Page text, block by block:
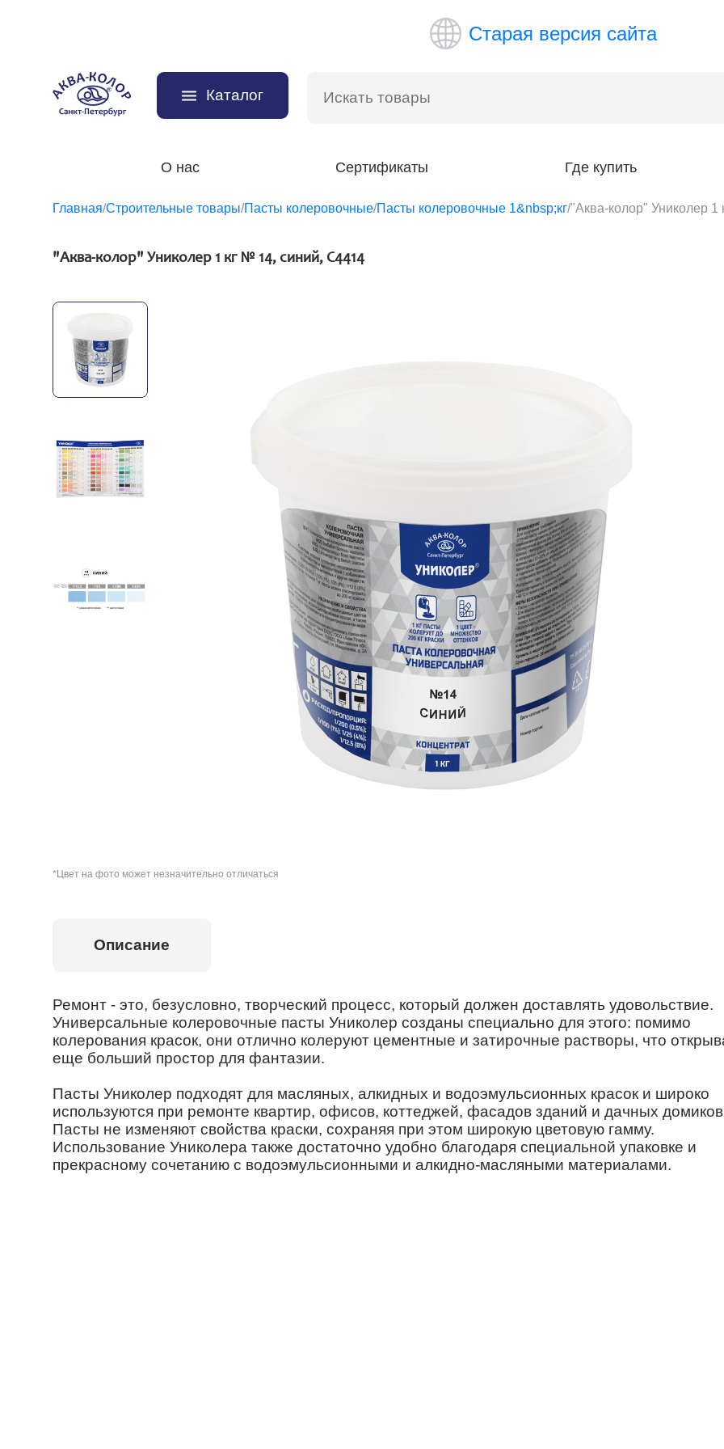
Старая версия сайта
Каталог
О нас Сертификаты Где купить
Главная/Строительные товары/Пасты колеровочные/Пасты колеровочные 1&nbsp;кг/"Аква-колор" Униколер
"Аква-колор" Униколер 1 кг № 14, синий, С4414
*Цвет на фото может незначительно отличаться
Описание
Ремонт - это, безусловно, творческий процесс, который должен доставлять удовольствие.
Универсальные колеровочные пасты Униколер созданы специально для этого: помимо
колерования красок, они отлично колеруют цементные и затирочные растворы, что
еще больший простор для фантазии.
Пасты Униколер подходят для масляных, алкидных и водоэмульсионных красок и широко
используются при ремонте квартир, офисов, коттеджей, фасадов зданий и дачных
Пасты не изменяют свойства краски, сохраняя при этом широкую цветовую гамму.
Использование Униколера также достаточно удобно благодаря специальной упаковке и
прекрасному сочетанию с водоэмульсионными и алкидно-масляными материалами.